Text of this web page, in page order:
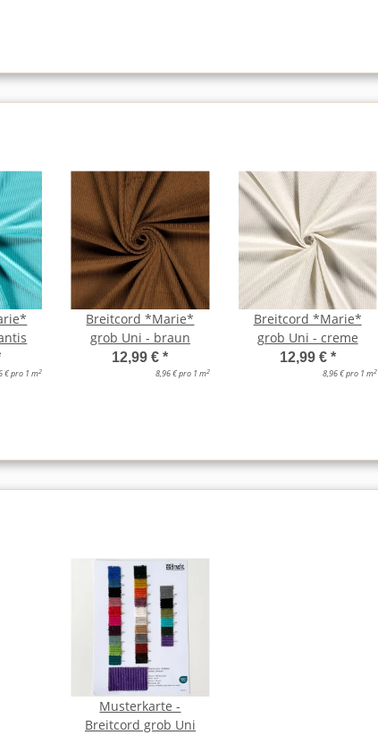
€ pro 1 m2
Breitcord *Marie*
grob Uni - braun
12,99 €*
8,96 € pro 1 m2
Breitcord *Marie*
grob Uni - creme
12,99 € *
8,96 € pro 1 m2
Musterkarte -
Breitcord grob Uni